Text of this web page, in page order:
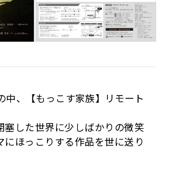
中、【もっこす家族】リモート
塞した世界に少しばかりの微笑
にほっこりする作品を世に送り